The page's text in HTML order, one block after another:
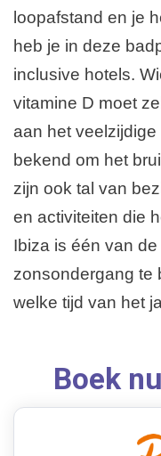
loopafstand en je
heb je in deze
inclusive hotels.
vitamine D moet
aan het
bekend om het
zijn ook tal van
en activiteiten die
Ibiza is één van
zonsondergang te
welke tijd van het
Boek